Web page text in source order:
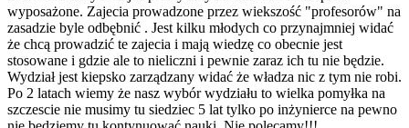
wyposażone. Zajecia prowadzone przez wiekszość "profesorów" na
zasadzie byle odbębnić . Jest kilku młodych co przynajmniej widać
że chcą prowadzić te zajecia i mają wiedzę co obecnie jest
stosowane i gdzie ale to nieliczni i pewnie zaraz ich tu nie będzie.
Wydział jest kiepsko zarządzany widać że władza nic z tym nie robi.
Po 2 latach wiemy że nasz wybór wydziału to wielka pomyłka na
szczescie nie musimy tu siedziec 5 lat tylko po inżynierce na pewno